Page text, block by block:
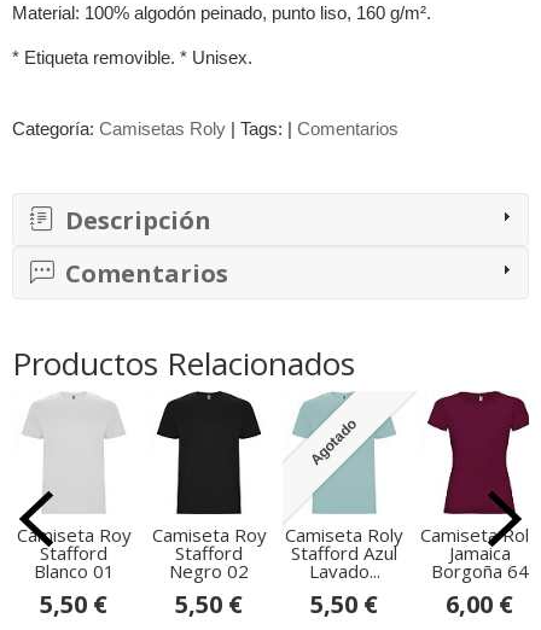
Material: 100% algodón peinado, punto liso, 160 g/m².
* Etiqueta removible. * Unisex.
Categoría: Camisetas Roly | Tags: | Comentarios
Descripción
Comentarios
Productos Relacionados
Camiseta Roy
Stafford
Blanco 01
5,50 €
Camiseta Roy
Stafford
Negro 02
5,50 €
Agotado
Camiseta Roly
Stafford Azul
Lavado...
5,50 €
Camiseta Roly
Jamaica
Borgoña 64
6,00 €